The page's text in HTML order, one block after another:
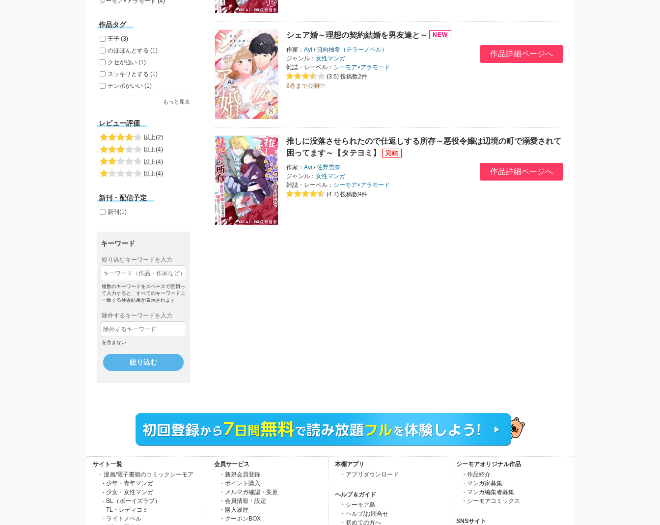
作品タグ
王子 (3)
のほほんとする (1)
クセが強い (1)
スッキリとする (1)
テンポがいい (1)
もっと見る
レビュー評価
以上(2)
以上(4)
以上(4)
以上(4)
新刊・配信予定
新刊(1)
キーワード
絞り込むキーワードを入力
複数のキーワードをスペースで区切っ
て入力すると、すべてのキーワードに
一致する検索結果が表示されます
除外するキーワードを入力
を含まない
絞り込む
シェア婚～理想の契約結婚を男友達と～
作家： Ayi / 日向柚希（テラーノベル）
ジャンル： 女性マンガ
雑誌・レーベル： シーモア×アラモード
(3.5) 投稿数2件
8巻まで公開中
作品詳細ページへ
推しに没落させられたので仕返しする所存～悪役令嬢は辺境の町で溺愛されて
困ってます～【タテヨミ】
作家： Ayi /佐野雪奈
ジャンル： 女性マンガ
雑誌・レーベル： シーモア×アラモード
(4.7) 投稿数9件
作品詳細ページへ
サイト一覧
・漫画/電子書籍のコミックシーモア
- 少年・青年マンガ
- 少女・女性マンガ
- BL（ボーイズラブ）
- TL・レディコミ
- ライトノベル
会員サービス
・新規会員登録
・ポイント購入
・メルマガ確認・変更
・会員情報・設定
・購入履歴
・クーポンBOX
本棚アプリ
・アプリダウンロード
ヘルプ＆ガイド
・シーモア島
・ヘルプ/お問合せ
・初めての方へ
シーモアオリジナル作品
・作品紹介
・マンガ家募集
・マンガ編集者募集
・シーモアコミックス
SNSサイト